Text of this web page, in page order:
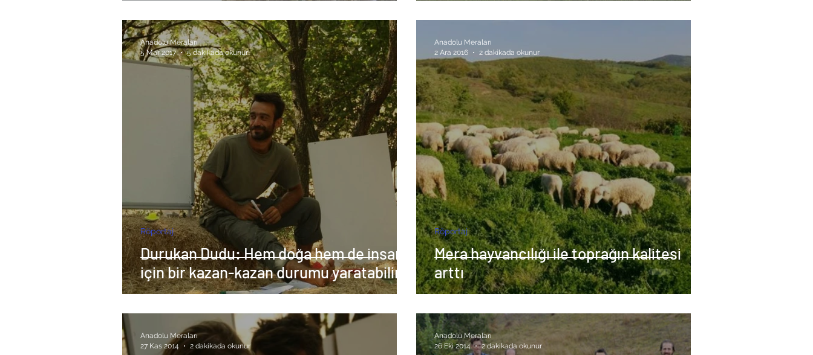
Durukan Dudu: Hem doğa hem de insan
için bir kazan-kazan durumu yaratabiliriz
Röportaj
Anadolu Meraları
5 Mar 2017
5 dakikada okunur
Mera hayvancılığı ile toprağın kalitesi
arttı
Röportaj
Anadolu Meraları
2 Ara 2016
2 dakikada okunur
Anadolu Meraları
27 Kas 2014
2 dakikada okunur
Anadolu Meraları
26 Eki 2014
2 dakikada okunur